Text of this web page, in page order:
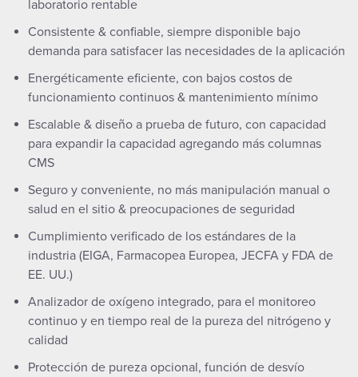
laboratorio rentable
Consistente & confiable, siempre disponible bajo
demanda para satisfacer las necesidades de la aplicación
Energéticamente eficiente, con bajos costos de
funcionamiento continuos & mantenimiento mínimo
Escalable & diseño a prueba de futuro, con capacidad
para expandir la capacidad agregando más columnas
CMS
Seguro y conveniente, no más manipulación manual o
salud en el sitio & preocupaciones de seguridad
Cumplimiento verificado de los estándares de la
industria (EIGA, Farmacopea Europea, JECFA y FDA de
EE. UU.)
Analizador de oxígeno integrado, para el monitoreo
continuo y en tiempo real de la pureza del nitrógeno y
calidad
Protección de pureza opcional, función de desvío